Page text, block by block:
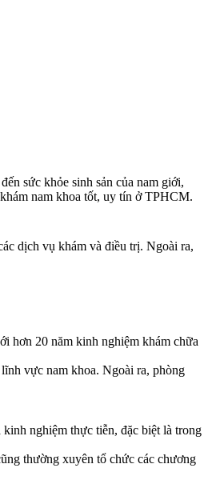
sức khỏe sinh sản của nam giới,
nam khoa tốt, uy tín ở TPHCM.
dịch vụ khám và điều trị. Ngoài ra,
hơn 20 năm kinh nghiệm khám chữa
vực nam khoa. Ngoài ra, phòng
nghiệm thực tiễn, đặc biệt là trong
thường xuyên tổ chức các chương